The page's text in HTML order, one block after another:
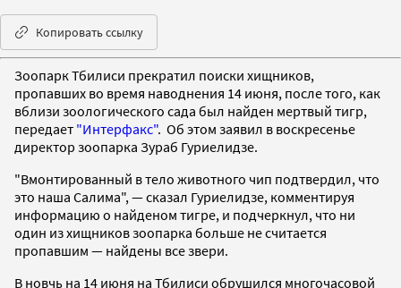
Копировать ссылку
Зоопарк Тбилиси прекратил поиски хищников,
пропавших во время наводнения 14 июня, после того, как
вблизи зоологического сада был найден мертвый тигр,
передает "Интерфакс". Об этом заявил в воскресенье
директор зоопарка Зураб Гуриелидзе.
"Вмонтированный в тело животного чип подтвердил, что
это наша Салима", — сказал Гуриелидзе, комментируя
информацию о найденом тигре, и подчеркнул, что ни
один из хищников зоопарка больше не считается
пропавшим — найдены все звери.
В новчь на 14 июня на Тбилиси обрушился многочасовой